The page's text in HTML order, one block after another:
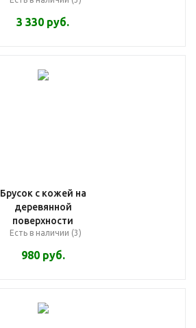
3 330 руб.
Брусок с кожей на
деревянной
поверхности
Есть в наличии (3)
980руб.